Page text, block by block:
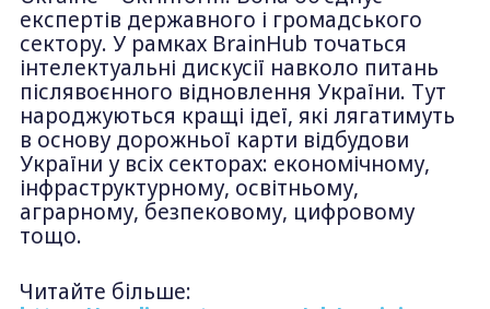
експертів державного і громадського
сектору. У рамках BrainHub точаться
інтелектуальні дискусії навколо питань
післявоєнного відновлення України. Тут
народжуються кращі ідеї, які лягатимуть
в основу дорожньої карти відбудови
України у всіх секторах: економічному,
інфраструктурному, освітньому,
аграрному, безпековому, цифровому
тощо.
Читайте більше: